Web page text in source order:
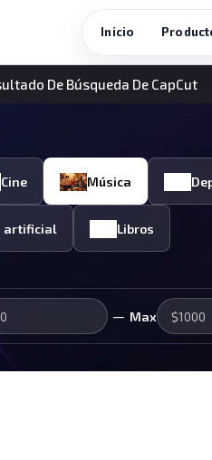
Inicio
De Búsqueda De CapCut
Cine Música
artificial Libros
— Max